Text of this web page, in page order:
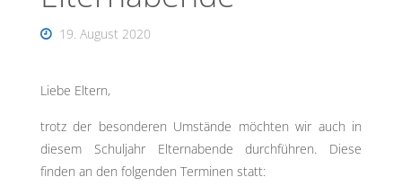
19. August 2020
Liebe Eltern,
trotz der besonderen Umstände möchten wir auch in
diesem Schuljahr Elternabende durchführen. Diese
finden an den folgenden Terminen statt: